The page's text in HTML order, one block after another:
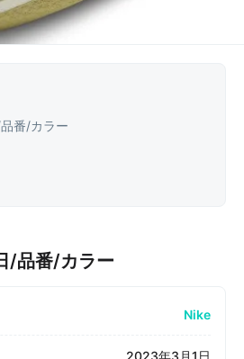
番/カラー
/品番/カラー
Nike
2023年3月1日